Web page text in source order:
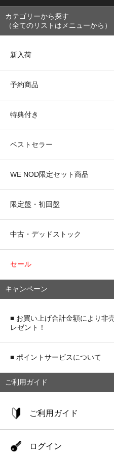
カテゴリーから探す
（全てのリストはメニューから）
新入荷
予約商品
特典付き
ベストセラー
WE NOD限定セット商品
限定盤・初回盤
中古・デッドストック
セール
キャンペーン
■ お買い上げ合計金額により非
レゼント！
■ ポイントサービスについて
ご利用ガイド
ご利用ガイド
ログイン